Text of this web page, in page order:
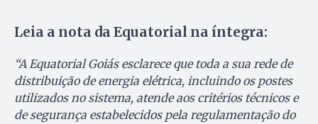
Leia a nota da Equatorial na íntegra:
“A Equatorial Goiás esclarece que toda a sua rede de
distribuição de energia elétrica, incluindo os postes
utilizados no sistema, atende aos critérios técnicos e
de segurança estabelecidos pela regulamentação do